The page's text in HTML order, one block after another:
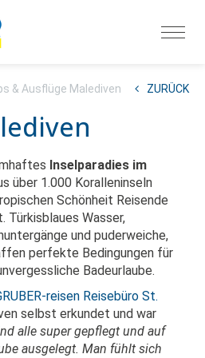
& Ausflüge Malediven ZURÜCK
Inselparadies im
über 1.000 Koralleninseln
Schönheit Reisende
Wasser,
und puderweiche,
perfekte Bedingungen für
Badeurlaube.
reisen Reisebüro St.
selbst erkundet und war
alle super gepflegt und auf
ausgelegt. Man fühlt sich